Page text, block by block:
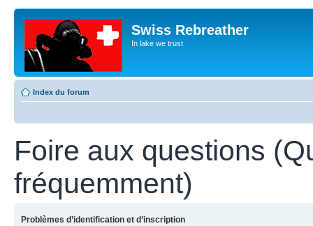
Swiss Rebreather
In lake we trust
Index du forum
Foire aux questions
fréquemment)
Problèmes d’identification et d’inscription